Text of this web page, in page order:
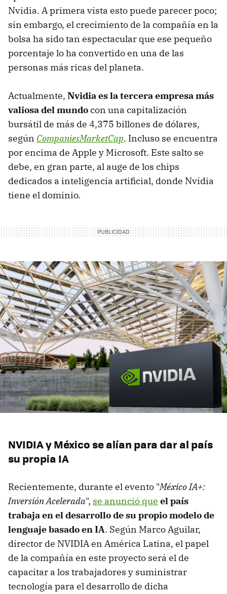
Nvidia. A primera vista esto puede parecer poco;
sin embargo, el crecimiento de la compañía en la
bolsa ha sido tan espectacular que ese pequeño
porcentaje lo ha convertido en una de las
personas más ricas del planeta.
Actualmente, Nvidia es la tercera empresa más
valiosa del mundocon una capitalización
bursátil de más de 4,375 billones de dólares,
según CompaniesMarketCap. Incluso se encuentra
por encima de Apple y Microsoft. Este salto se
debe, en gran parte, al auge de los chips
dedicados a inteligencia artificial, donde Nvidia
tiene el dominio.
NVIDIA y México se alían para dar al país
su propia IA
Recientemente, durante el evento "México IA+:
Inversión Acelerada", se anunció que el país
trabaja en el desarrollo de su propio modelo de
lenguaje basado en IA. Según Marco Aguilar,
director de NVIDIA en América Latina, el papel
de la compañía en este proyecto será el de
capacitar a los trabajadores y suministrar
tecnología para el desarrollo de dicha